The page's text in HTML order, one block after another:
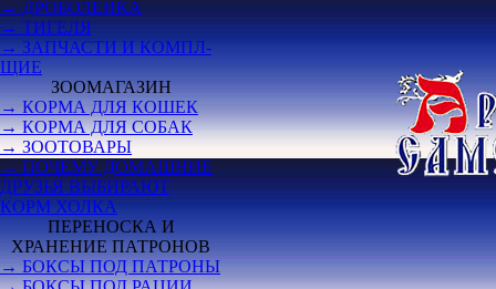
→ ДРОБОЛЕЙКА
→ ТИГЕЛЯ
→ ЗАПЧАСТИ И КОМПЛ-
ЩИЕ
ЗООМАГАЗИН
→ КОРМА ДЛЯ КОШЕК
→ КОРМА ДЛЯ СОБАК
→ ЗООТОВАРЫ
→ ПОЧЕМУ ДОМАШНИЕ
ДРУЗЬЯ ВЫБИРАЮТ
КОРМ ХОЛКА
ПЕРЕНОСКА И
ХРАНЕНИЕ ПАТРОНОВ
→ БОКСЫ ПОД ПАТРОНЫ